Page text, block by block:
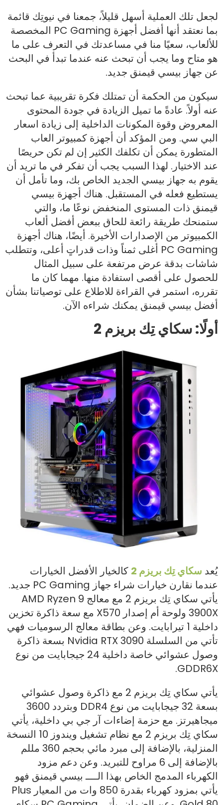
لجعل تلك العملية أسهل قليلاً، جمعنا في نيوتِك قائمة
بما نعتقد أنها أفضل أجهزة PC Gaming المخصصة
للألعاب، سعيًا منا في مساعدتك في التعرف على ما
هو متاح وما يجب أن تبحث عنه عندما تبدأ في البحث
عن جهاز بيسي قيمنق جديد.
سيكون من الحكمة أن تمتلك فكرة تقريبية عما تبحث
عنه أولاً. عادةً ما تميل الزيادة في جودة المحتوى
المعروض وقوة المكونات الداخلية إلى زيادة اسعار
البي سي. ومن المؤكد أن أجهزة كمبيوتر العاب
المتطورة يمكن أن تكلفك الكثير إن لم تكن حريصًا
عند الاختيار. لهذا السبب يجب أن تفكر في ما تريد أن
يقوم به جهاز بيسي الجديد الخاص بك، وما تأمل أن
يستطيع فعله في المستقبل. هناك أجهزة بيسي
قيمنق ذات المستوى المنخفض نوعًا ما، والتي
ستمنحك طريقة رائعة للحاق ببعض أفضل ألعاب
الكمبيوتر من الإصدارات الأخيرة. أيضًا، هناك أجهزة
PC Gaming أغلى ثمناً وذات قدراتٍ أعلى، وتتطلب
شاشات بدقة عرض مرتفعة على سبيل المثال
للحصول على أقصى استفادة منها. مهما كان ما
تقرره، استمر في القراءة للاطلاع على توصياتنا بشأن
أفضل بيسي قيمنق يمكنك شراءه الآن.
أولًا: سكاي تِك بريزم 2
يُعد سكاي تِك بريزم 2
كالخيار الأفضل الخيارات
عندما نقارن خيارات شراء جهاز PC Gaming جديد.
يأتي سكاي تِك بريزم 2 مع معالج AMD Ryzen 9
3900X ولوحة أم إصدار X570 مع سعة ذاكرة تخزين
داخلية 1 تيرابايت. وعن بطاقة معالج الرسوميات فهي
تأتي من السلسلة Nvidia RTX 3090 بسعة ذاكرة
وصول عشوائي خاصة داخلية 24 جيجابايت من نوع
GDDR6X.
يأتي سكاي تِك بريزم 2 مع ذاكرة وصول عشوائي
بسعة 32 جيجابايت من نوع DDR4 وبتردد 3600
ميجاهيرتز. مع حزمة إضاءات آر جي بي داخلية، يأتي
سكاي تِك بريزم 2 مع نظام تشغيل ويندوز 10 النسخة
المنزلية، بالإضافة إلى مبرد مائي بحجم 360 مللم
بالإضافة إلى 6 مراوح للتبريد. وعن دعم مزود
الكهرباء المدمج الخاص بهذا الــــ بيسي قيمنق فهو
يأتي بمزود كهرباء بقدرة 850 وات من المعيار Plus